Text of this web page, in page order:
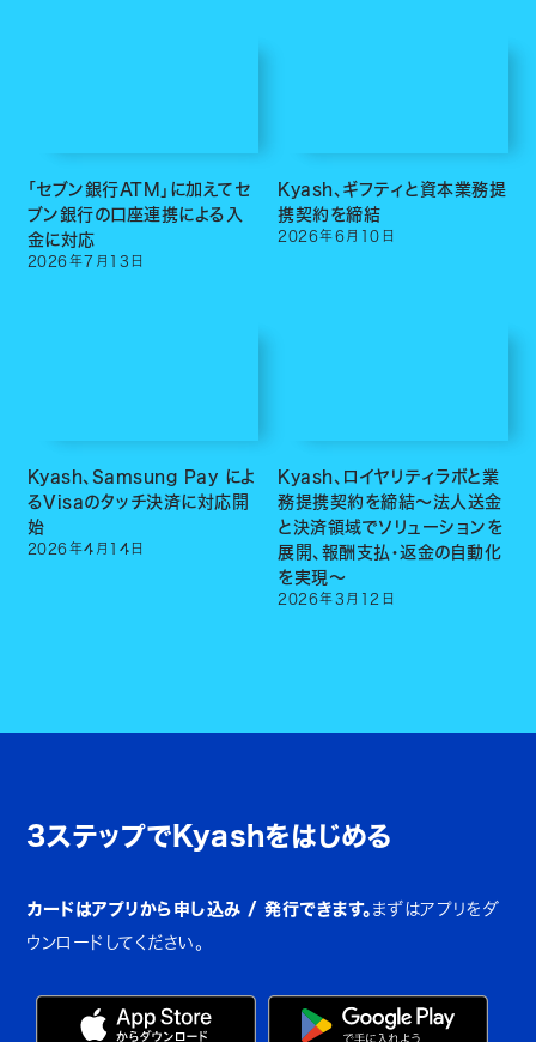
「セブン銀行ATM」に加えてセ
ブン銀行の口座連携による入
金に対応
2026年 7 月 13 日
Kyash、ギフティと資本業務提
携契約を締結
2026年6月 10 日
Kyash、Samsung Pay によ
るVisaのタッチ決済に対応開
始
2026年4 月 14 日
Kyash、ロイヤリティラボと業
務提携契約を締結〜法人送金
と決済領域でソリューションを
展開、報酬支払・返金の自動化
を実現〜
2026年3 月 12 日
3ステップでKyashをはじめる
カードはアプリから申し込み / 発行できます。 まずはアプリをダ
ウンロードしてください。